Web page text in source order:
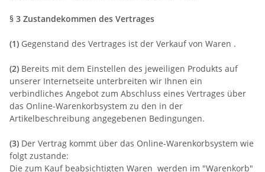
§ 3 Zustandekommen des Vertrages
(1) Gegenstand des Vertrages ist der Verkauf von Waren .
(2) Bereits mit dem Einstellen des jeweiligen Produkts auf
unserer Internetseite unterbreiten wir Ihnen ein
verbindliches Angebot zum Abschluss eines Vertrages über
das Online-Warenkorbsystem zu den in der
Artikelbeschreibung angegebenen Bedingungen.
(3) Der Vertrag kommt über das Online-Warenkorbsystem wie
folgt zustande:
Die zum Kauf beabsichtigten Waren werden im "Warenkorb"